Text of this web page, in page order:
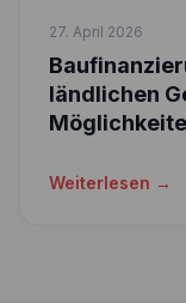
27. April 2026
ländlichen
Weiterlesen →